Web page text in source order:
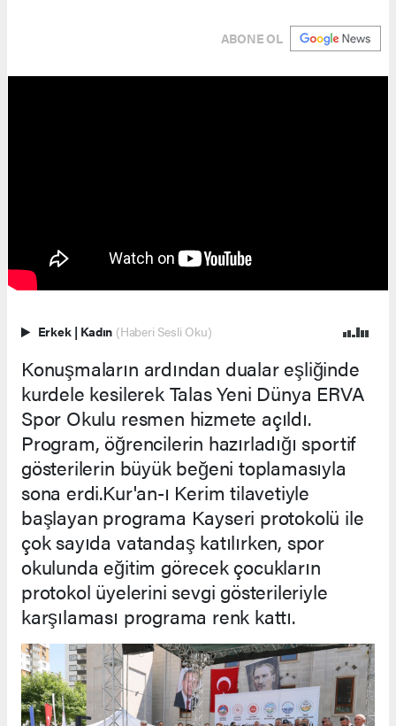
ABONE OL
Erkek | Kadın (Haberi Sesli Oku)
Konuşmaların ardından dualar eşliğinde
kurdele kesilerek Talas Yeni Dünya ERVA
Spor Okulu resmen hizmete açıldı.
Program, öğrencilerin hazırladığı sportif
gösterilerin büyük beğeni toplamasıyla
sona erdi.Kur'an-ı Kerim tilavetiyle
başlayan programa Kayseri protokolü ile
çok sayıda vatandaş katılırken, spor
okulunda eğitim görecek çocukların
protokol üyelerini sevgi gösterileriyle
karşılaması programa renk kattı.